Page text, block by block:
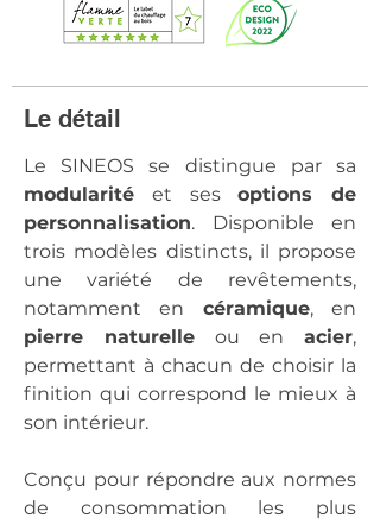
Le détail
modularité et ses options de
personnalisation. Disponible en
trois modèles distincts, il propose
une variété de revêtements,
notamment en céramique
pierre naturelle ou en acier,
permettant à chacun de choisir la
finition qui correspond le mieux à
son intérieur.
Conçu pour répondre aux normes
de consommation les plus